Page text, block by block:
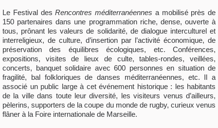
Le Festival desRencontres méditerranéennes a mobilisé près de
150 partenaires dans une programmation riche, dense, ouverte à
tous, prônant les valeurs de solidarité, de dialogue interculturel et
interreligieux, de culture, d’insertion par l’activité économique, de
préservation des équilibres écologiques, etc. Conférences,
expositions, visites de lieux de culte, tables-rondes, veillées,
concerts, banquet solidaire avec 600 personnes en situation de
fragilité, bal folkloriques de danses méditerranéennes, etc. Il a
associé un public large à cet événement historique : les habitants
de la ville dans toute leur diversité, les visiteurs venus d’ailleurs,
pèlerins, supporters de la coupe du monde de rugby, curieux venus
flâner à la Foire internationale de Marseille.